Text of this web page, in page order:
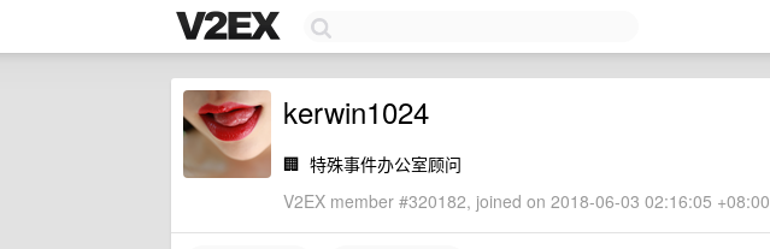
kerwin1024
🏢 特殊事件办公室顾问
V2EX member #320182, joined on 2018-06-03 02:16:05 +08:00